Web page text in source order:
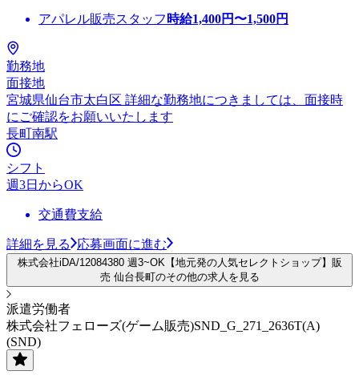
アパレル販売スタッフ 時給1,400円〜1,500円
勤務地
面接地
宮城県仙台市太白区 詳細な勤務地につきましては、面接時
にご確認をお願いいたします
長町南駅
シフト
週3日からOK
交通費支給
詳細を見る 応募画面に進む
株式会社iDA/12084380 週3~OK【地元発の人気セレクトショップ】販
売 仙台長町のその他の求人を見る
派遣労働者
株式会社フェローズ(ゲーム販売)SND_G_271_2636T(A)
(SND)